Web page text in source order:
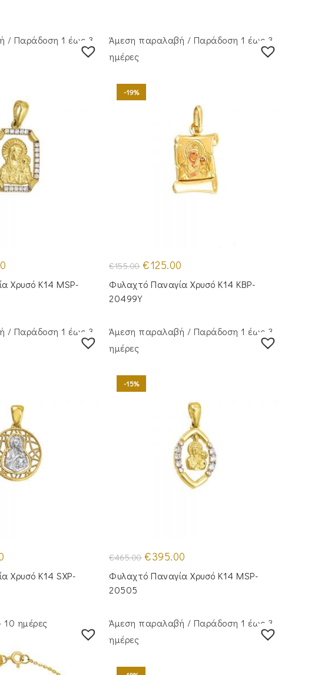
/ Παράδoση 1 έως 3
τιμή
είναι:
Χρυσό Κ14 MSP-
Άμεση παραλαβή / Παράδoση 1 έως 3
ημέρες
-19%
€155.00 Original
price
was:
€155.00.
€125.00
τιμή
είναι:
Φυλαχτό Παναγία Χρυσό Κ14 KBP-
20499Y
/ Παράδoση 1 έως 3
τιμή
είναι:
Χρυσό Κ14 SXP-
Άμεση παραλαβή / Παράδoση 1 έως 3
ημέρες
-15%
€465.00 Original
price
was:
€465.00.
€395.00
τιμή
είναι:
Φυλαχτό Παναγία Χρυσό Κ14 MSP-
20505
ημέρες
Άμεση παραλαβή / Παράδoση 1 έως 3
ημέρες